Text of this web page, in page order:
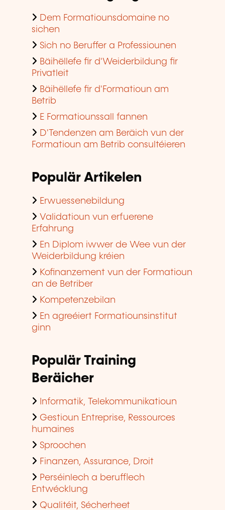
Dem Formatiounsdomaine no
sichen
Sich no Beruffer a Professiounen
Bäihëllefe fir d'Weiderbildung fir
Privatleit
Bäihëllefe fir d'Formatioun am
Betrib
E Formatiounssall fannen
D'Tendenzen am Beräich vun der
Formatioun am Betrib consultéieren
Populär Artikelen
Erwuessenebildung
Validatioun vun erfuerene
Erfahrung
En Diplom iwwer de Wee vun der
Weiderbildung kréien
Kofinanzement vun der Formatioun
an de Betriber
Kompetenzebilan
En agreéiert Formatiounsinstitut
ginn
Populär Training
Beräicher
Informatik, Telekommunikatioun
Gestioun Entreprise, Ressources
humaines
Sproochen
Finanzen, Assurance, Droit
Perséinlech a berufflech
Entwécklung
Qualitéit, Sécherheet